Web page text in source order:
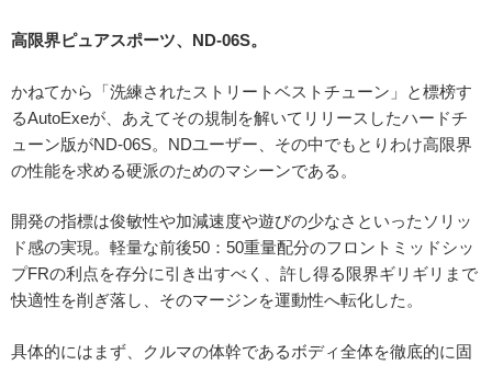
高限界ピュアスポーツ、ND-06S。
かねてから「洗練されたストリートベストチューン」と標榜す
るAutoExeが、あえてその規制を解いてリリースしたハードチ
ューン版がND-06S。NDユーザー、その中でもとりわけ高限界
の性能を求める硬派のためのマシーンである。
開発の指標は俊敏性や加減速度や遊びの少なさといったソリッ
ド感の実現。軽量な前後50：50重量配分のフロントミッドシッ
プFRの利点を存分に引き出すべく、許し得る限界ギリギリまで
快適性を削ぎ落し、そのマージンを運動性へ転化した。
具体的にはまず、クルマの体幹であるボディ全体を徹底的に固